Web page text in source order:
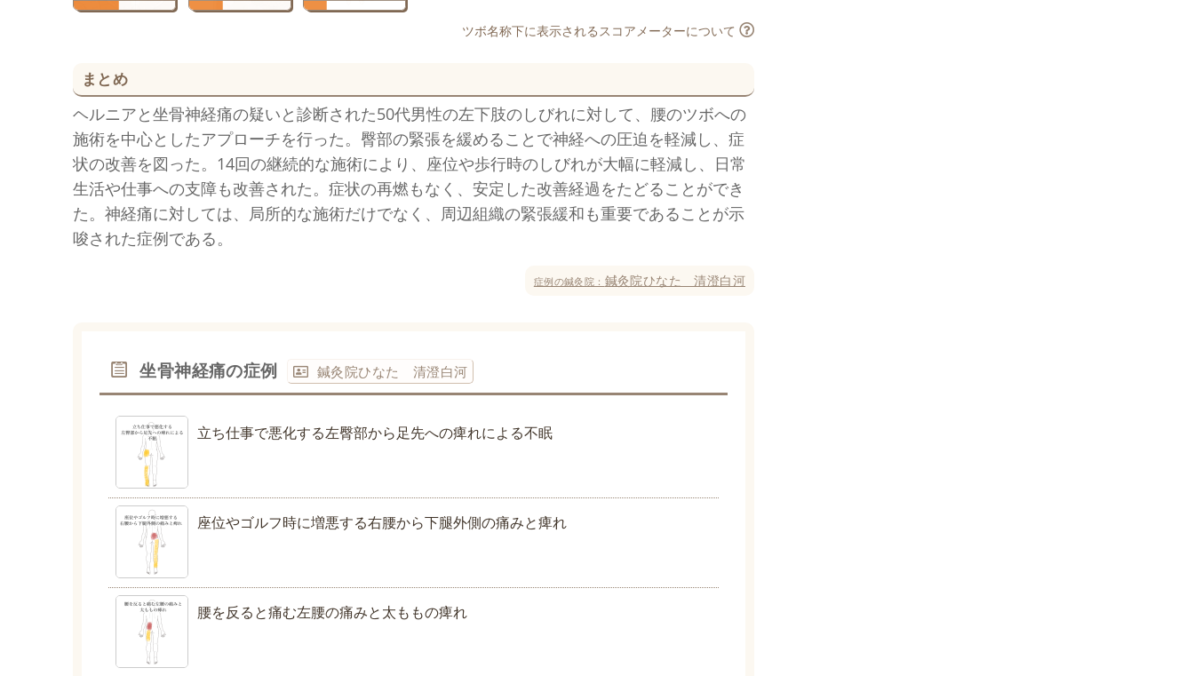
ツボ名称下に表示されるスコアメーターについて
まとめ
ヘルニアと坐骨神経痛の疑いと診断された50代男性の左下肢のしびれに対して、腰のツボへの
施術を中心としたアプローチを行った。臀部の緊張を緩めることで神経への圧迫を軽減し、症
状の改善を図った。14回の継続的な施術により、座位や歩行時のしびれが大幅に軽減し、日常
生活や仕事への支障も改善された。症状の再燃もなく、安定した改善経過をたどることができ
た。神経痛に対しては、局所的な施術だけでなく、周辺組織の緊張緩和も重要であることが示
唆された症例である。
症例の鍼灸院： 鍼灸院ひなた 清澄白河
坐骨神経痛の症例 鍼灸院ひなた 清澄白河
立ち仕事で悪化する左臀部から足先への痺れによる不眠
座位やゴルフ時に増悪する右腰から下腿外側の痛みと痺れ
腰を反ると痛む左腰の痛みと太ももの痺れ